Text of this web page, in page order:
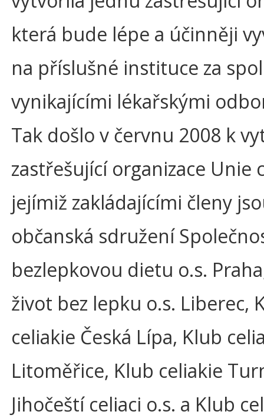
která bude lépe a účinněji
na příslušné instituce za
vynikajícími lékařskými
Tak došlo v červnu 2008 k
zastřešující organizace Unie
jejímiž zakládajícími členy
občanská sdružení
bezlepkovou dietu o.s.
život bez lepku o.s. Liberec,
celiakie Česká Lípa, Klub
Litoměřice, Klub celiakie
Jihočeští celiaci o.s. a Klub